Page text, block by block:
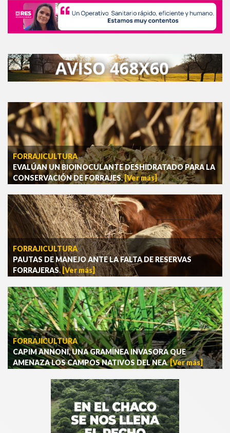
FORRAJICULTURA
EVALÚAN UN BIOINOCULANTE DESHIDRATADO PARA LA
CONSERVACIÓN DE FORRAJES.[Ver más]
FORRAJICULTURA
PAUTAS DE MANEJO ANTE LA FALTA DE RESERVAS
FORRAJERAS. [Ver más]
FORRAJICULTURA
CAPIM ANNONI, UNA GRAMÍNEA INVASORA QUE
AMENAZA LOS CAMPOS NATIVOS DEL NEA.[Ver más]